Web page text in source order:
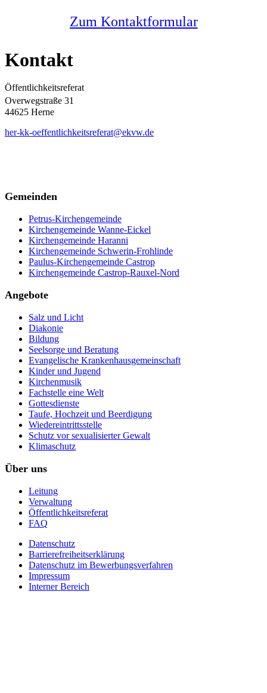
Zum Kontaktformular
Kontakt
Öffentlichkeitsreferat
Overwegstraße 31
44625 Herne
her-kk-oeffentlichkeitsreferat@ekvw.de
Gemeinden
Petrus-Kirchengemeinde
Kirchengemeinde Wanne-Eickel
Kirchengemeinde Haranni
Kirchengemeinde Schwerin-Frohlinde
Paulus-Kirchengemeinde Castrop
Kirchengemeinde Castrop-Rauxel-Nord
Angebote
Salz und Licht
Diakonie
Bildung
Seelsorge und Beratung
Evangelische Krankenhausgemeinschaft
Kinder und Jugend
Kirchenmusik
Fachstelle eine Welt
Gottesdienste
Taufe, Hochzeit und Beerdigung
Wiedereintrittsstelle
Schutz vor sexualisierter Gewalt
Klimaschutz
Über uns
Leitung
Verwaltung
Öffentlichkeitsreferat
FAQ
Datenschutz
Barrierefreiheitserklärung
Datenschutz im Bewerbungsverfahren
Impressum
Interner Bereich